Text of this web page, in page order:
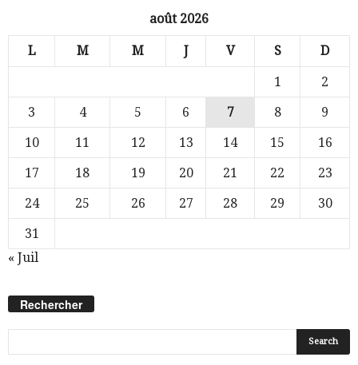
août 2026
L M M J V S D
1
2
3
4 5 6 7 8
9
10
11 12 13 14 15
16
17
18 19 20 21 22
23
24
25 26 27 28 29
30
31
« Juil
Rechercher